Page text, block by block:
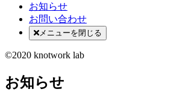
お知らせ
お問い合わせ
メニューを閉じる
©2020 knotwork lab
お知らせ